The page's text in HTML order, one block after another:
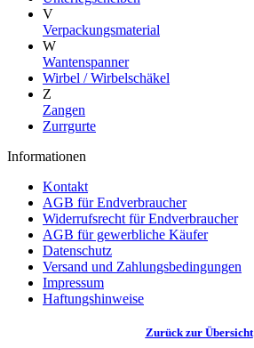
V
Verpackungsmaterial
W
Wantenspanner
Wirbel / Wirbelschäkel
Z
Zangen
Zurrgurte
Informationen
Kontakt
AGB für Endverbraucher
Widerrufsrecht für Endverbraucher
AGB für gewerbliche Käufer
Datenschutz
Versand und Zahlungsbedingungen
Impressum
Haftungshinweise
Zurück zur Übersicht